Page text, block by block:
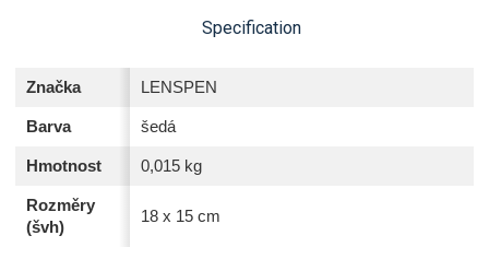
Specification
Značka LENSPEN
Barva šedá
Hmotnost 0,015 kg
Rozměry
(švh)
18 x 15 cm